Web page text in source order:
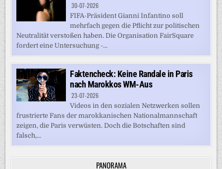
30-07-2026
FIFA-Präsident Gianni Infantino soll
mehrfach gegen die Pflicht zur politischen
Neutralität verstoßen haben. Die Organisation FairSquare
fordert eine Untersuchung -...
Faktencheck: Keine Randale in Paris
nach Marokkos WM-Aus
23-07-2026
Videos in den sozialen Netzwerken sollen
frustrierte Fans der marokkanischen Nationalmannschaft
zeigen, die Paris verwüsten. Doch die Botschaften sind
falsch,...
PANORAMA